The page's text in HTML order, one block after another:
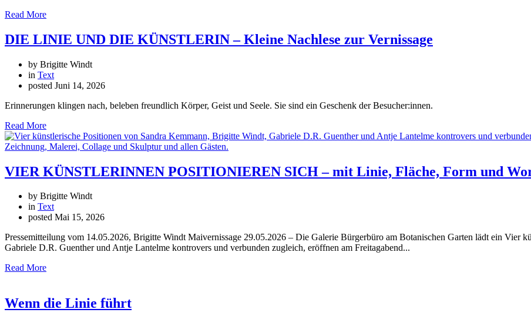
Read More
DIE LINIE UND DIE KÜNSTLERIN – Kleine Nachlese zur Vernissage
by Brigitte Windt
in Text
posted Juni 14, 2026
Erinnerungen klingen nach, beleben freundlich Körper, Geist und Seele. Sie sind ein Geschenk der Besucher:innen.
Read More
VIER KÜNSTLERINNEN POSITIONIEREN SICH – mit Linie, Fläche, Form und
by Brigitte Windt
in Text
posted Mai 15, 2026
Pressemitteilung vom 14.05.2026, Brigitte Windt Maivernissage 29.05.2026 – Die Galerie Bürgerbüro am Botanischen Garten lädt ein Vier
Gabriele D.R. Guenther und Antje Lantelme kontrovers und verbunden zugleich, eröffnen am Freitagabend...
Read More
Wenn die Linie führt